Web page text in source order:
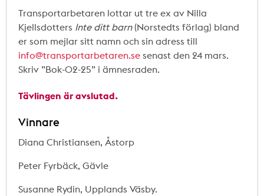
Transportarbetaren lottar ut tre ex av Nilla
Kjellsdotters Inte ditt barn(Norstedts förlag) bland
er som mejlar sitt namn och sin adress till
info@transportarbetaren.se senast den 24 mars.
Skriv ”Bok-02-25” i ämnesraden.
Tävlingen är avslutad.
Vinnare
Diana Christiansen, Åstorp
Peter Fyrbäck, Gävle
Susanne Rydin, Upplands Väsby.